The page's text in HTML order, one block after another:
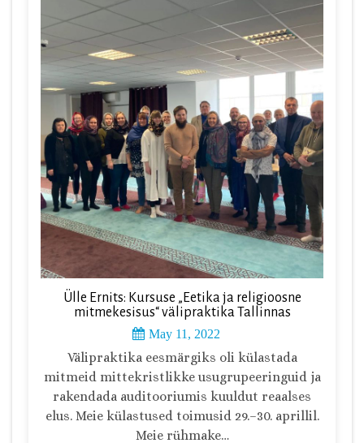
Ülle Ernits: Kursuse „Eetika ja religioosne
mitmekesisus“ välipraktika Tallinnas
May 11, 2022
Välipraktika eesmärgiks oli külastada
mitmeid mittekristlikke usugrupeeringuid ja
rakendada auditooriumis kuuldut reaalses
elus. Meie külastused toimusid 29.–30. aprillil.
Meie rühmake…